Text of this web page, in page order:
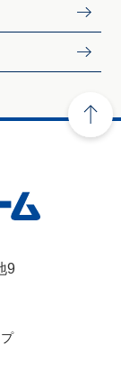
9